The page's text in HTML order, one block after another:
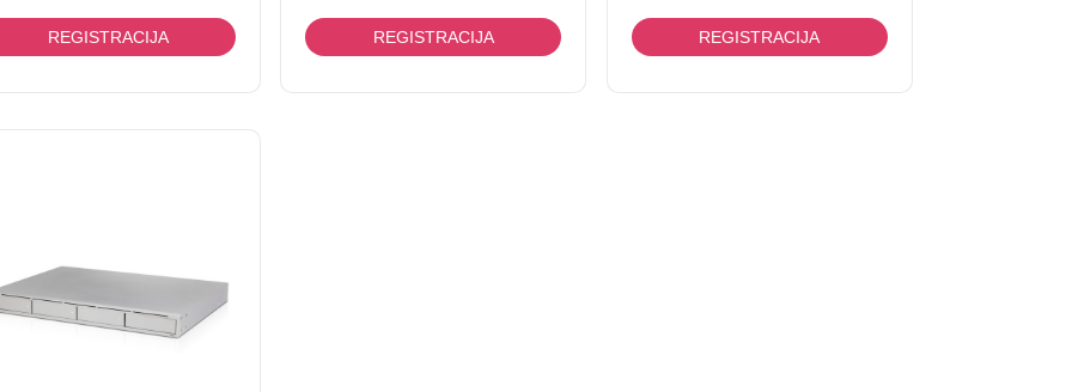
REGISTRACIJA REGISTRACIJA REGISTRACIJA